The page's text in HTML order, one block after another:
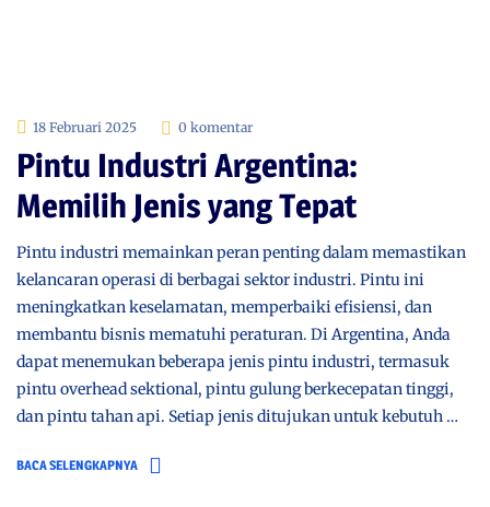
18 Februari 2025 0 komentar
Pintu Industri Argentina:
Memilih Jenis yang Tepat
Pintu industri memainkan peran penting dalam memastikan
kelancaran operasi di berbagai sektor industri. Pintu ini
meningkatkan keselamatan, memperbaiki efisiensi, dan
membantu bisnis mematuhi peraturan. Di Argentina, Anda
dapat menemukan beberapa jenis pintu industri, termasuk
pintu overhead sektional, pintu gulung berkecepatan tinggi,
dan pintu tahan api. Setiap jenis ditujukan untuk kebutuh …
BACA SELENGKAPNYA